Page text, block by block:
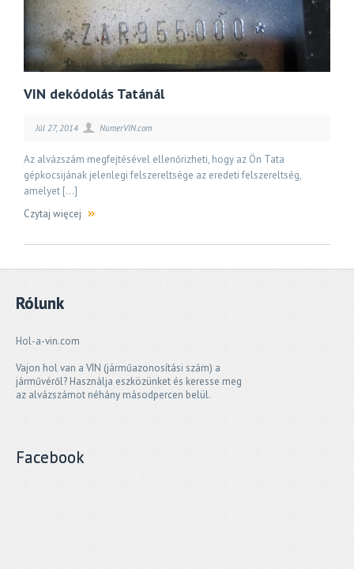
VIN dekódolás Tatánál
Júl 27, 2014 NumerVIN.com
Az alvázszám megfejtésével ellenőrizheti, hogy az Ön Tata
gépkocsijának jelenlegi felszereltsége az eredeti felszereltség,
amelyet […]
Czytaj więcej
Rólunk
Hol-a-vin.com
Vajon hol van a VIN (járműazonosítási szám) a
járművéről? Használja eszközünket és keresse meg
az alvázszámot néhány másodpercen belül.
Facebook